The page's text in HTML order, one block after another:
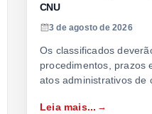
CNU
3 de agosto de 2026
Os classificados
procedimentos, prazos
atos administrativos de
Leia mais...